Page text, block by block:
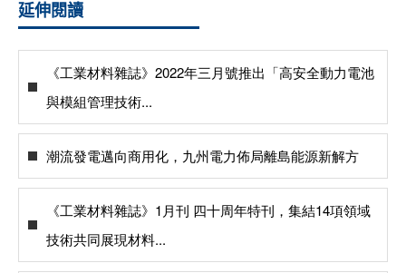
延伸閱讀
《工業材料雜誌》2022年三月號推出「高安全動力電池
與模組管理技術...
潮流發電邁向商用化，九州電力佈局離島能源新解方
《工業材料雜誌》1月刊 四十周年特刊，集結14項領域
技術共同展現材料...